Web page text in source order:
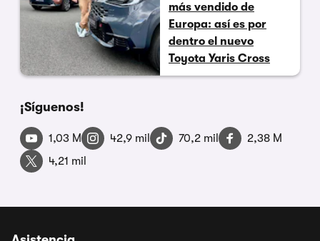
más vendido de
Europa: así es por
dentro el nuevo
Toyota Yaris Cross
¡Síguenos!
1,03 M 42,9 mil 70,2 mil
2,38 M
4,21 mil